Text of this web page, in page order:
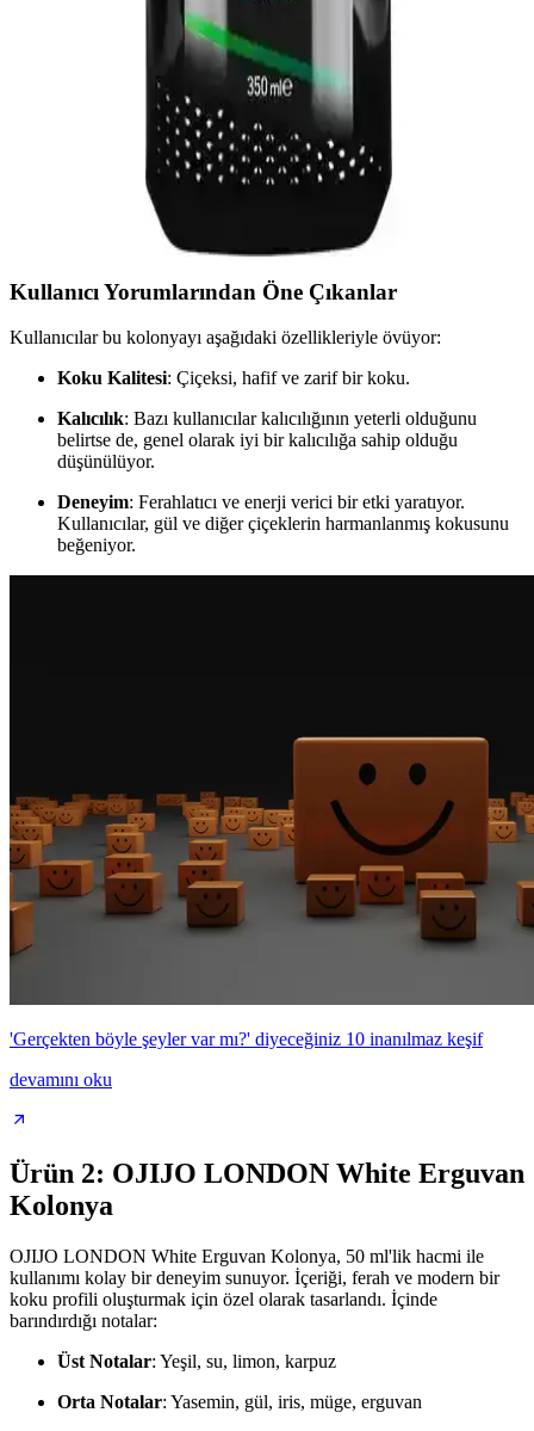
kokusuyla erkek bakımında öne çıkıyor. Hafif yapısı ve cilt dostu
formülü sayesinde ferahlatıcı ve uzun süre tazelik sağlar.
Totex Wizard Tıraş Sonrası Krem ve Kolonya ile
Erkek Bakımında Yeni Dönem
Totex Wizard serisinin tıraş sonrası krem ve kolonya seti, ferahlatıcı
ve nemlendirici etkileriyle erkek bakımını kolaylaştırır. Kalıcı koku
ve ergonomik tasarımıyla günlük kullanıma uygun, Türkiye
Kullanıcı Yorumlarından Öne Çıkanlar
Kullanıcılar bu kolonyayı aşağıdaki özellikleriyle övüyor:
Koku Kalitesi: Çiçeksi, hafif ve zarif bir koku.
Kalıcılık: Bazı kullanıcılar kalıcılığının yeterli olduğunu
belirtse de, genel olarak iyi bir kalıcılığa sahip olduğu
düşünülüyor.
Deneyim: Ferahlatıcı ve enerji verici bir etki yaratıyor.
Kullanıcılar, gül ve diğer çiçeklerin harmanlanmış kokusunu
beğeniyor.
'Gerçekten böyle şeyler var mı?' diyeceğiniz 10 inanılmaz keşif
devamını oku
Ürün 2: OJIJO LONDON White Erguvan
Kolonya
OJIJO LONDON White Erguvan Kolonya, 50 ml'lik hacmi ile
kullanımı kolay bir deneyim sunuyor. İçeriği, ferah ve modern bir
koku profili oluşturmak için özel olarak tasarlandı. İçinde
barındırdığı notalar:
Üst Notalar: Yeşil, su, limon, karpuz
Orta Notalar: Yasemin, gül, iris, müge, erguvan